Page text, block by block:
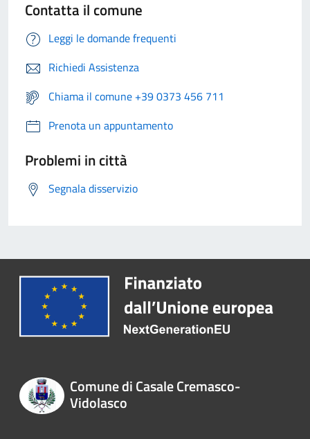
Contatta il comune
Leggi le domande frequenti
Richiedi Assistenza
Chiama il comune +39 0373 456 711
Prenota un appuntamento
Problemi in città
Segnala disservizio
Comune di Casale Cremasco-
Vidolasco